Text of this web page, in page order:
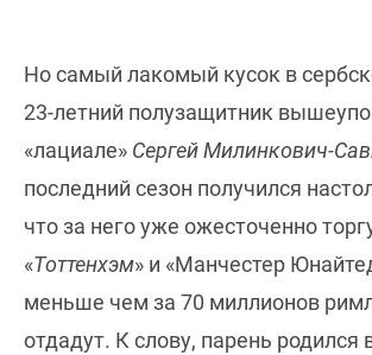
Но самый лакомый кусок в
23-летний полузащитник
«лациале» Сергей Милинкович-
последний сезон получился
что за него уже ожесточенно
«Тоттенхэм» и «Манчестер
меньше чем за 70 миллионов
отдадут. К слову, парень родился